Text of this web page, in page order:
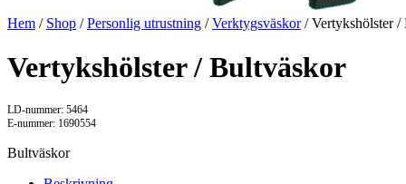
Hem / Shop /Personlig utrustning /Verktygsväskor/ Vertykshölster /
Vertykshölster / Bultväskor
LD-nummer: 5464
E-nummer: 1690554
Bultväskor